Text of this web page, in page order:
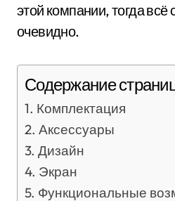
этой компании, тогда всё
очевидно.
Содержание
Комплектация
Аксессуары
Дизайн
Экран
Функциональные